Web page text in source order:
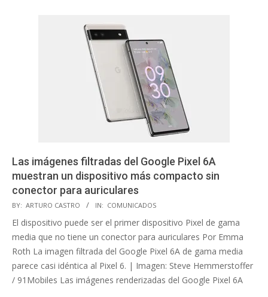
Las imágenes filtradas del Google Pixel 6A
muestran un dispositivo más compacto sin
conector para auriculares
2021-
11-
21
BY: ARTURO CASTRO IN: COMUNICADOS
El dispositivo puede ser el primer dispositivo Pixel de gama
media que no tiene un conector para auriculares Por Emma
Roth La imagen filtrada del Google Pixel 6A de gama media
parece casi idéntica al Pixel 6. | Imagen: Steve Hemmerstoffer
/ 91Mobiles Las imágenes renderizadas del Google Pixel 6A